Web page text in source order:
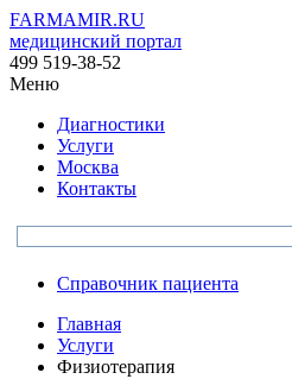
FARMAMIR.RU
медицинский портал
499 519-38-52
Меню
Диагностики
Услуги
Москва
Контакты
Справочник пациента
Главная
Услуги
Физиотерапия